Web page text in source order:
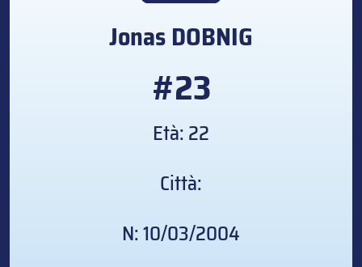
JonasDOBNIG
#23
Età: 22
Città:
N: 10/03/2004